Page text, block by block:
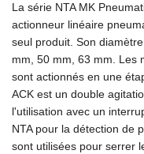
La série NTA MK
actionneur linéaire
seul produit. Son
mm, 50 mm, 63 mm. Les
sont actionnés en une
ACK est un double
l'utilisation avec un
NTA pour la détection de
sont utilisées pour serrer